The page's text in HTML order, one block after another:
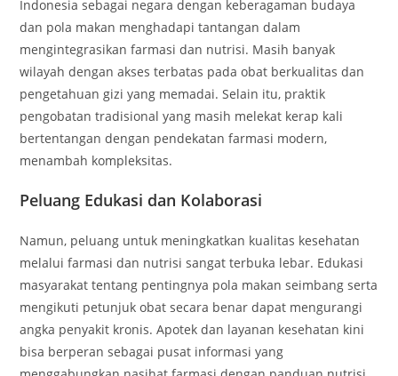
Indonesia sebagai negara dengan keberagaman budaya
dan pola makan menghadapi tantangan dalam
mengintegrasikan farmasi dan nutrisi. Masih banyak
wilayah dengan akses terbatas pada obat berkualitas dan
pengetahuan gizi yang memadai. Selain itu, praktik
pengobatan tradisional yang masih melekat kerap kali
bertentangan dengan pendekatan farmasi modern,
menambah kompleksitas.
Peluang Edukasi dan Kolaborasi
Namun, peluang untuk meningkatkan kualitas kesehatan
melalui farmasi dan nutrisi sangat terbuka lebar. Edukasi
masyarakat tentang pentingnya pola makan seimbang serta
mengikuti petunjuk obat secara benar dapat mengurangi
angka penyakit kronis. Apotek dan layanan kesehatan kini
bisa berperan sebagai pusat informasi yang